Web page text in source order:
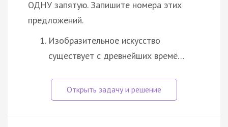
ОДНУ запятую. Запишите номера этих
предложений.
Изобразительное искусство
существует с древнейших времё…